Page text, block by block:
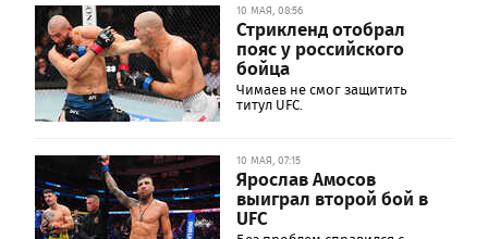
10 МАЯ, 08:56
Стрикленд отобрал
пояс у российского
бойца
Чимаев не смог защитить
титул UFC.
10 МАЯ, 07:15
Ярослав Амосов
выиграл второй бой в
UFC